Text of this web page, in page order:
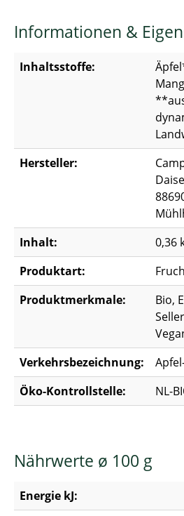
Informationen &
Inhaltsstoffe:
Hersteller:
Inhalt:
0,36
Produktart:
Produktmerkmale:
Bio,
Verkehrsbezeichnung:
Öko-Kontrollstelle:
NL-
Nährwerte ø 100 g
Energie kJ: